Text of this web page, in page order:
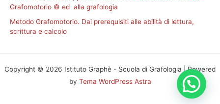
Grafomotorio © ed alla grafologia
Metodo Grafomotorio. Dai prerequisiti alle abilità di lettura,
scrittura e calcolo
Copyright © 2026 Istituto Graphè - Scuola di Grafologia | Powered
by Tema WordPress Astra